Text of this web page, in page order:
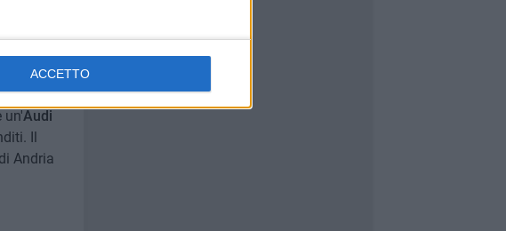
ACCETTO
colpi e
un
un'Audi
Il
Andria